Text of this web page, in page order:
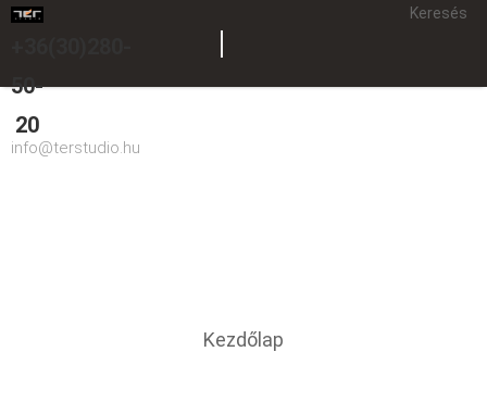
50-
20
info@terstudio.hu
Keresés
Kezdőlap